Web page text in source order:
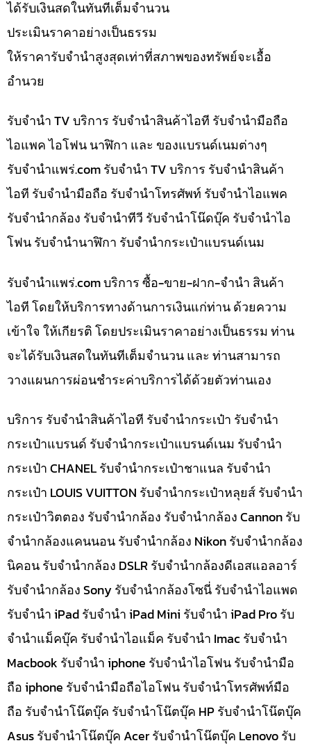
ได้รับเงินสดในทันทีเต็มจำนวน
ประเมินราคาอย่างเป็นธรรม
ให้ราคารับจำนำสูงสุดเท่าที่สภาพของทรัพย์จะเอื้อ
อำนวย
รับจำนำ TV บริการ รับจำนำสินค้าไอที รับจำนำมือถือ
ไอแพค ไอโฟน นาฬิกา และ ของแบรนด์เนมต่างๆ
รับจํานําแพร่.com รับจำนำ TV บริการ รับจำนำสินค้า
ไอที รับจำนำมือถือ รับจำนำโทรศัพท์ รับจำนำไอแพค
รับจำนำกล้อง รับจำนำทีวี รับจำนำโน๊ดบุ๊ค รับจำนำไอ
โฟน รับจำนำนาฬิกา รับจำนำกระเป๋าแบรนด์เนม
รับจํานําแพร่.com บริการ ซื้อ-ขาย-ฝาก-จำนำ สินค้า
ไอที โดยให้บริการทางด้านการเงินแก่ท่าน ด้วยความ
เข้าใจ ให้เกียรติ โดยประเมินราคาอย่างเป็นธรรม ท่าน
จะได้รับเงินสดในทันทีเต็มจำนวน และ ท่านสามารถ
วางแผนการผ่อนชำระค่าบริการได้ด้วยตัวท่านเอง
บริการ รับจำนำสินค้าไอที รับจำนำกระเป๋า รับจำนำ
กระเป๋าแบรนด์ รับจำนำกระเป๋าแบรนด์เนม รับจำนำ
กระเป๋า CHANEL รับจำนำกระเป๋าชาแนล รับจำนำ
กระเป๋า LOUIS VUITTON รับจำนำกระเป๋าหลุยส์ รับจำนำ
กระเป๋าวิตตอง รับจำนำกล้อง รับจำนำกล้อง Cannon รับ
จำนำกล้องแคนนอน รับจำนำกล้อง Nikon รับจำนำกล้อง
นิคอน รับจำนำกล้อง DSLR รับจำนำกล้องดีเอสแอลอาร์
รับจำนำกล้อง Sony รับจำนำกล้องโซนี่ รับจำนำไอแพด
รับจำนำ iPad รับจำนำ iPad Mini รับจำนำ iPad Pro รับ
จำนำแม็คบุ๊ค รับจำนำไอแม็ค รับจำนำ Imac รับจำนำ
Macbook รับจำนำ iphone รับจำนำไอโฟน รับจำนำมือ
ถือ iphone รับจำนำมือถือไอโฟน รับจำนำโทรศัพท์มือ
ถือ รับจำนำโน๊ตบุ๊ค รับจำนำโน๊ตบุ๊ค HP รับจำนำโน๊ตบุ๊ค
Asus รับจำนำโน๊ตบุ๊ค Acer รับจำนำโน๊ตบุ๊ค Lenovo รับ